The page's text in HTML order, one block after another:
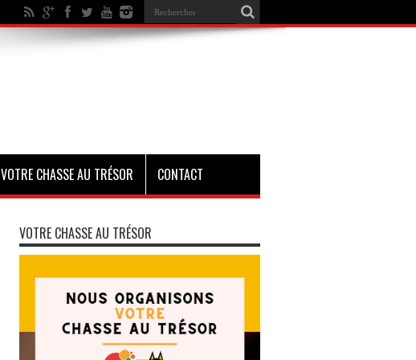
VOTRE CHASSE AU TRÉSOR CONTACT
VOTRE CHASSE AU TRÉSOR